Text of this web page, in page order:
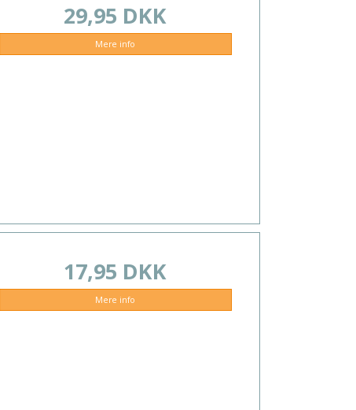
29,95 DKK
Mere info
17,95 DKK
Mere info